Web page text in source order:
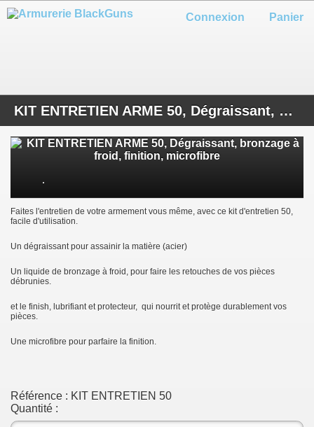
Panier
Connexion
KIT ENTRETIEN ARME 50, Dégraissant, bronzage à froid, finition, microfibre
Faites l'entretien de votre armement vous même, avec ce kit d'entretien 50,
facile d'utilisation.
Un dégraissant pour assainir la matière (acier)
Un liquide de bronzage à froid, pour faire les retouches de vos pièces
débrunies.
et le finish, lubrifiant et protecteur, qui nourrit et protège durablement vos
pièces.
Une microfibre pour parfaire la finition.
Référence : KIT ENTRETIEN 50
Quantité :